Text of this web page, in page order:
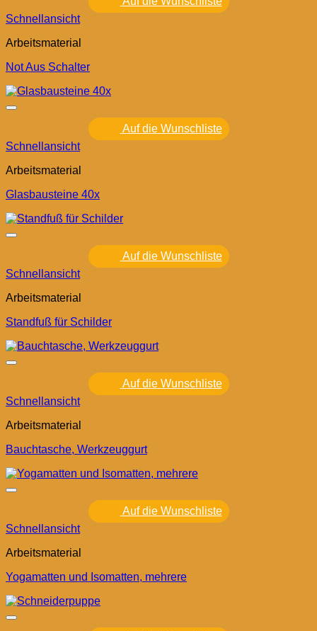
Schnellansicht
Arbeitsmaterial
Not Aus Schalter
Auf die Wunschliste
Schnellansicht
Arbeitsmaterial
Glasbausteine 40x
Auf die Wunschliste
Schnellansicht
Arbeitsmaterial
Standfuß für Schilder
Auf die Wunschliste
Schnellansicht
Arbeitsmaterial
Bauchtasche, Werkzeuggurt
Auf die Wunschliste
Schnellansicht
Arbeitsmaterial
Yogamatten und Isomatten, mehrere